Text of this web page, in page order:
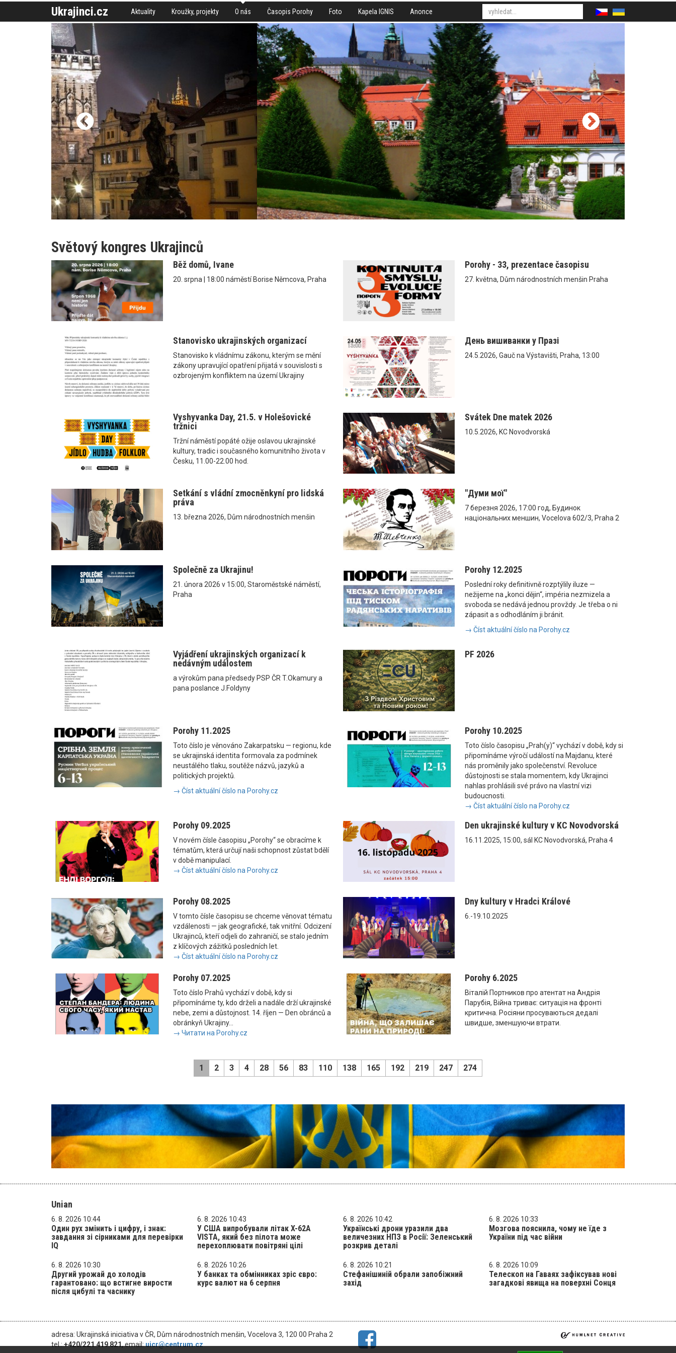
Ukrajinci.cz Aktuality Kroužky, projekty O nás Časopis Porohy Foto Kapela IGNIS Anonce
Světový kongres Ukrajinců
Běž domů, Ivane
20. srpna | 18:00 náměstí Borise Němcova, Praha
Porohy - 33, prezentace časopisu
27. května, Dům národnostních menšin Praha
Stanovisko ukrajinských organizací
Stanovisko k vládnímu zákonu, kterým se mění
zákony upravující opatření přijatá v souvislosti s
ozbrojeným konfliktem na území Ukrajiny
День вишиванки у Празі
24.5.2026, Gauč na Výstavišti, Praha, 13:00
Vyshyvanka Day, 21.5. v Holešovické
tržnici
Tržní náměstí popáté ožije oslavou ukrajinské
kultury, tradic i současného komunitního života v
Česku, 11.00-22.00 hod.
Svátek Dne matek 2026
10.5.2026, KC Novodvorská
Setkání s vládní zmocněnkyní pro lidská
práva
13. března 2026, Dům národnostních menšin
"Думи мої"
7 березня 2026, 17:00 год, Будинок
національних меншин, Vocelova 602/3, Praha 2
Společně za Ukrajinu!
21. února 2026 v 15:00, Staroměstské náměstí,
Praha
Porohy 12.2025
Poslední roky definitivně rozptýlily iluze —
nežijeme na „konci dějin“, impéria nezmizela a
svoboda se nedává jednou provždy. Je třeba o ni
zápasit a s odhodláním ji bránit.
→ Číst aktuální číslo na Porohy.cz
Vyjádření ukrajinských organizací k
nedávným událostem
a výrokům pana předsedy PSP ČR T.Okamury a
pana poslance J.Foldyny
PF 2026
Porohy 11.2025
Toto číslo je věnováno Zakarpatsku — regionu, kde
se ukrajinská identita formovala za podmínek
neustálého tlaku, soutěže názvů, jazyků a
politických projektů.
→ Číst aktuální číslo na Porohy.cz
Porohy 10.2025
Toto číslo časopisu „Prah(y)“ vychází v době, kdy si
připomínáme výročí událostí na Majdanu, které
nás proměnily jako společenství. Revoluce
důstojnosti se stala momentem, kdy Ukrajinci
nahlas prohlásili své právo na vlastní vizi
budoucnosti.
→ Číst aktuální číslo na Porohy.cz
Porohy 09.2025
V novém čísle časopisu „Porohy“ se obracíme k
tématům, která určují naši schopnost zůstat bdělí
v době manipulací.
→ Číst aktuální číslo na Porohy.cz
Den ukrajinské kultury v KC Novodvorská
16.11.2025, 15:00, sál KC Novodvorská, Praha 4
Porohy 08.2025
V tomto čísle časopisu se chceme věnovat tématu
vzdálenosti — jak geografické, tak vnitřní. Odcizení
Ukrajinců, kteří odjeli do zahraničí, se stalo jedním
z klíčových zážitků posledních let.
→ Číst aktuální číslo na Porohy.cz
Dny kultury v Hradci Králové
6.-19.10.2025
Porohy 07.2025
Toto číslo Prahů vychází v době, kdy si
připomínáme ty, kdo drželi a nadále drží ukrajinské
nebe, zemi a důstojnost. 14. říjen — Den obránců a
obránkyň Ukrajiny...
→ Читати на Porohy.cz
Porohy 6.2025
Віталій Портников про атентат на Андрія
Парубія, Війна триває: ситуація на фронті
критична. Росіяни просуваються дедалі
швидше, зменшуючи втрати.
1 2 3 4 28 56 83 110 138 165 192 219 247 274
Unian
6. 8. 2026 10:44
Один рух змінить і цифру, і знак:
завдання зі сірниками для перевірки
IQ
6. 8. 2026 10:43
У США випробували літак X-62A
VISTA, який без пілота може
перехоплювати повітряні цілі
6. 8. 2026 10:42
Українські дрони уразили два
величезних НПЗ в Росії: Зеленський
розкрив деталі
6. 8. 2026 10:33
Мозгова пояснила, чому не їде з
України під час війни
6. 8. 2026 10:30
Другий урожай до холодів
гарантовано: що встигне вирости
після цибулі та часнику
6. 8. 2026 10:26
У банках та обмінниках зріс євро:
курс валют на 6 серпня
6. 8. 2026 10:21
Стефанішиній обрали запобіжний
захід
6. 8. 2026 10:09
Телескоп на Гаваях зафіксував нові
загадкові явища на поверхні Сонця
adresa: Ukrajinská iniciativa v ČR, Dům národnostních menšin, Vocelova 3, 120 00 Praha 2
tel.:+420/221 419 821, email:uicr@centrum.cz